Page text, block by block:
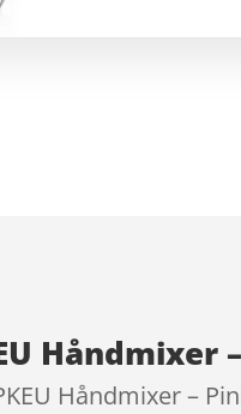
Håndmixer –